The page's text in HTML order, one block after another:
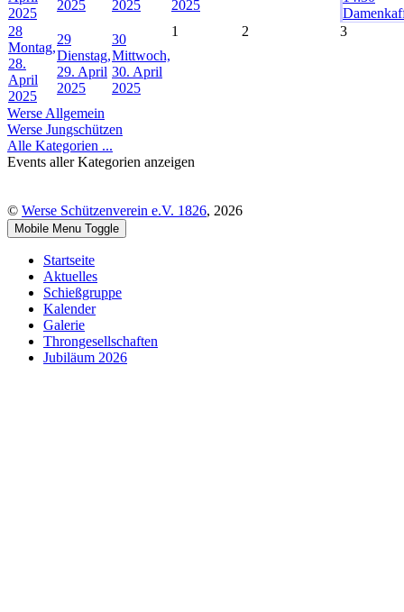
2025
2025
2025
2025
28
Montag,
28.
April
2025
29
Dienstag,
29. April
2025
30
Mittwoch,
30. April
2025
1 2 3
Werse Allgemein
Werse Jungschützen
Alle Kategorien ...
Events aller Kategorien anzeigen
© Werse Schützenverein e.V. 1826, 2026
Mobile Menu Toggle
Startseite
Aktuelles
Schießgruppe
Kalender
Galerie
Throngesellschaften
Jubiläum 2026